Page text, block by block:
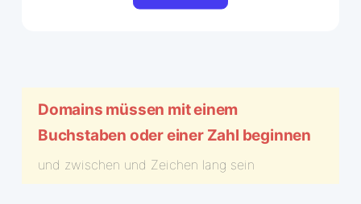
Domains müssen mit einem
Buchstaben oder einer Zahl beginnen
und zwischen und Zeichen lang sein